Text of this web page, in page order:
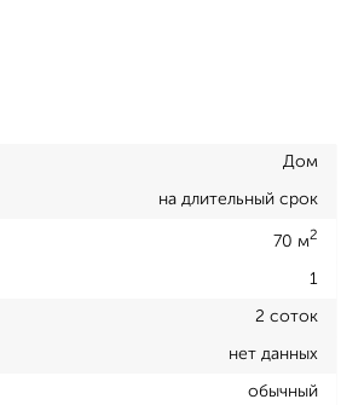
Дом
на длительный срок
70 м2
1
2 соток
нет данных
обычный